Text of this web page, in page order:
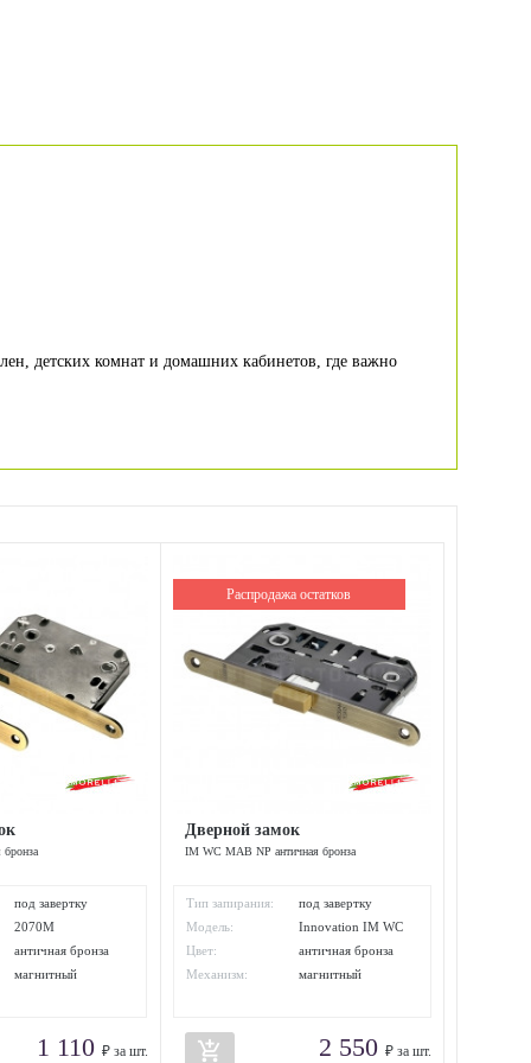
детских комнат и домашних кабинетов, где важно
бронза
под завертку
2070M
античная бронза
магнитный
1 110 ₽ за шт.
Распродажа остатков
Дверной замок
IM WC MAB NP античная бронза
Тип запирания:
под завертку
Модель:
Innovation IM WC
NP
Цвет:
античная бронза
Механизм:
магнитный
add_shopping_cart 2 550 ₽ за шт.